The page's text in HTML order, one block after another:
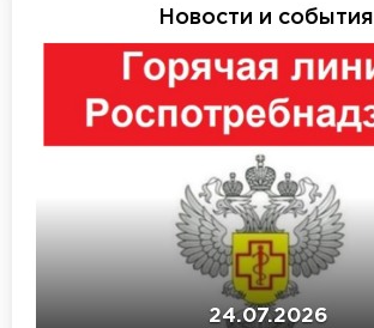
Новости и события
24.07.2026